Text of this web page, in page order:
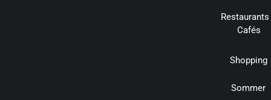
Restaurants
Cafés
Shopping
Sommer